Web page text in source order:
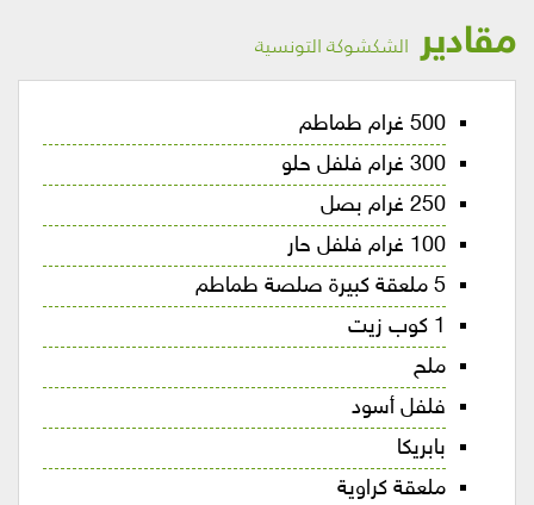
مقادير الشكشوكة التونسية
500 غرام طماطم
300 غرام فلفل حلو
250 غرام بصل
100 غرام فلفل حار
5 ملعقة كبيرة صلصة طماطم
1 كوب زيت
ملح
فلفل أسود
بابريكا
ملعقة كراوية